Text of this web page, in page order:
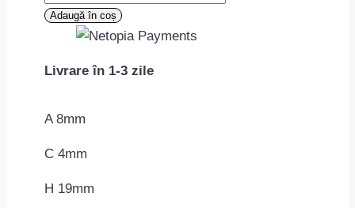
Holtsurub
autoforant
mm
Adaugă în coș
Livrare în 1-3 zile
A 8mm
C 4mm
H 19mm